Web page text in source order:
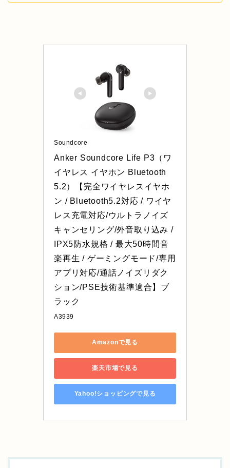
Soundcore
Anker Soundcore Life P3（ワ
イヤレス イヤホン Bluetooth
5.2）【完全ワイヤレスイヤホ
ン / Bluetooth5.2対応 / ワイヤ
レス充電対応/ウルトラノイズ
キャンセリング/外音取り込み /
IPX5防水規格 / 最大50時間音
楽再生 / ゲーミングモード/専用
アプリ対応/通話ノイズリダク
ション/PSE技術基準適合】ブ
ラック
A3939
Amazonで見る
楽天市場で見る
Yahoo!ショッピングで見る